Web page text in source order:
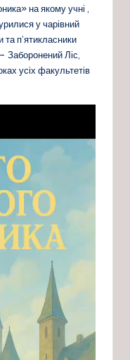
на якому учні ,
у чарівний
та п’ятикласники
Заборонений Ліс,
усіх факультетів